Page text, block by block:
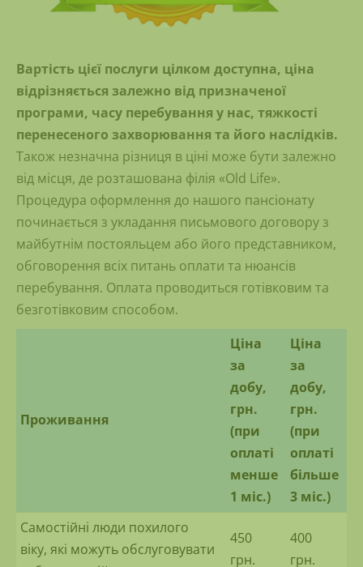
Вартість цієї послуги цілком доступна, ціна
відрізняється залежно від призначеної
програми, часу перебування у нас, тяжкості
перенесеного захворювання та його наслідків.
Також незначна різниця в ціні може бути залежно
від місця, де розташована філія «Old Life».
Процедура оформлення до нашого пансіонату
починається з укладання письмового договору з
майбутнім постояльцем або його представником,
обговорення всіх питань оплати та нюансів
перебування. Оплата проводиться готівковим та
безготівковим способом.
Проживання
Ціна
за
добу,
грн.
(при
оплаті
менше
1 міс.)
Ціна
за
добу,
грн.
(при
оплаті
більше
3 міс.)
Самостійні люди похилого
віку, які можуть обслуговувати
450
грн.
400
грн.